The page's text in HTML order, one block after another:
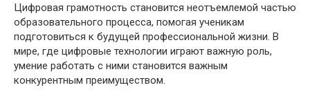
Цифровая грамотность становится неотъемлемой частью
образовательного процесса, помогая ученикам
подготовиться к будущей профессиональной жизни. В
мире, где цифровые технологии играют важную роль,
умение работать с ними становится важным
конкурентным преимуществом.